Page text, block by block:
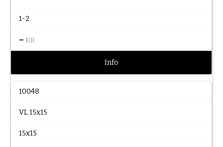
1-2
– KR
Info
10048
VL 15x15
15x15